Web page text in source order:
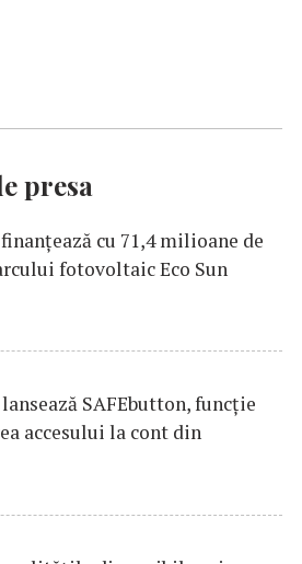
presa
cu 71,4 milioane de
fotovoltaic Eco Sun
SAFEbutton, funcţie
accesului la cont din